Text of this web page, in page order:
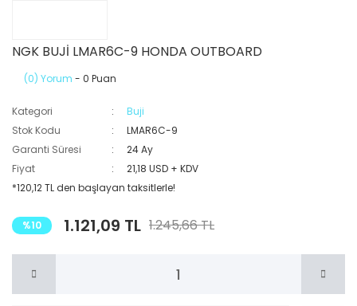
NGK BUJİ LMAR6C-9 HONDA OUTBOARD
(0) Yorum - 0 Puan
Kategori
Buji
Stok Kodu
LMAR6C-9
Garanti Süresi
24 Ay
Fiyat
21,18 USD + KDV
*120,12 TL den başlayan taksitlerle!
%10 1.121,09 TL 1.245,66 TL